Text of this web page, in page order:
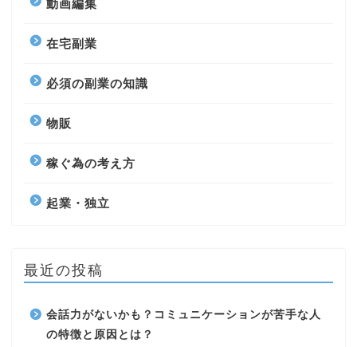
動画編集
在宅副業
必須の副業の知識
物販
稼ぐ為の考え方
起業・独立
最近の投稿
会話力がないかも？コミュニケーションが苦手な人
の特徴と原因とは？